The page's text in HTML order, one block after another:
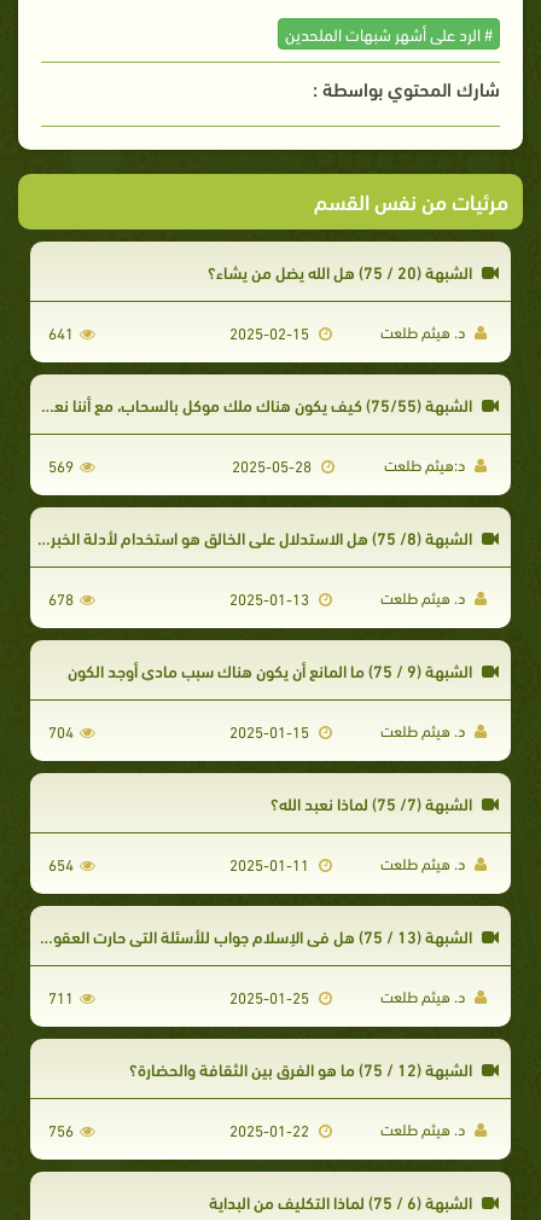
# الرد على أشهر شبهات الملحدين
شارك المحتوي بواسطة :
مرئيات من نفس القسم
الشبهة (20 / 75) هل الله يضل من يشاء؟
د. هيثم طلعت 2025-02-15
641
الشبهة (75/55) كيف يكون هناك ملك موكل بالسحاب، مع أننا نعرف الأسباب الطبيعية المادية لسير السحب؟
د:هيثم طلعت 569
الشبهة (8/ 75) هل الاستدلال على الخالق هو استخدام لأدلة الخبرة البشرية؟
د. هيثم طلعت 2025-01-13
678
الشبهة (9 / 75) ما المانع أن يكون هناك سبب مادي أوجد الكون
د. هيثم طلعت 2025-01-15
704
الشبهة (7/ 75) لماذا نعبد الله؟
د. هيثم طلعت 654
الشبهة (13 / 75) هل في الإسلام جواب للأسئلة التي حارت العقول في الإجابة عنها من أين جئنا؟
د. هيثم طلعت 2025-01-25
711
الشبهة (12 / 75) ما هو الفرق بين الثقافة والحضارة؟
د. هيثم طلعت 756
الشبهة (6 / 75) لماذا التكليف من البداية